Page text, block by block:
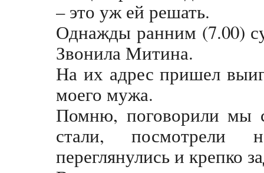
– это уж ей решать.
Однажды ранним (7.00)
Звонила Митина.
На их адрес пришел
моего мужа.
Помню, поговорили мы
стали, посмотрели
переглянулись и крепко